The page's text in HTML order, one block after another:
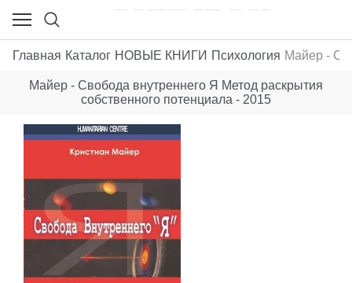
Главная Каталог НОВЫЕ КНИГИ Психология Майер -
Майер - Свобода внутреннего Я Метод раскрытия
собственного потенциала - 2015